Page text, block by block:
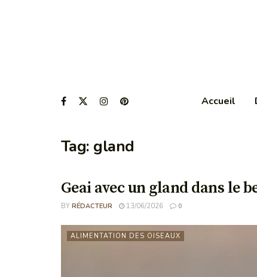
Accueil
Tag: gland
Geai avec un gland dans le
BY RÉDACTEUR 13/06/2026 0
ALIMENTATION DES OISEAUX